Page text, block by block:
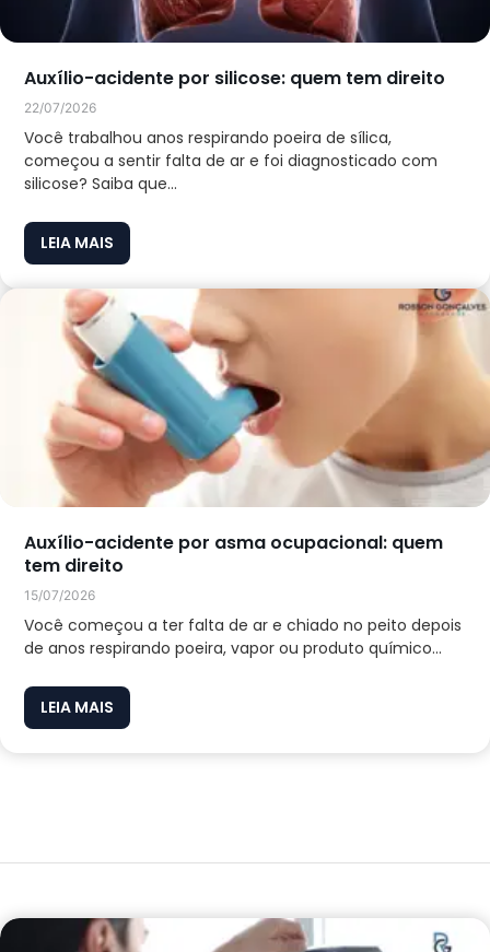
Auxílio-acidente por silicose: quem tem direito
22/07/2026
Você trabalhou anos respirando poeira de sílica,
começou a sentir falta de ar e foi diagnosticado com
silicose? Saiba que...
LEIA MAIS
Auxílio-acidente por asma ocupacional: quem
tem direito
15/07/2026
Você começou a ter falta de ar e chiado no peito depois
de anos respirando poeira, vapor ou produto químico...
LEIA MAIS